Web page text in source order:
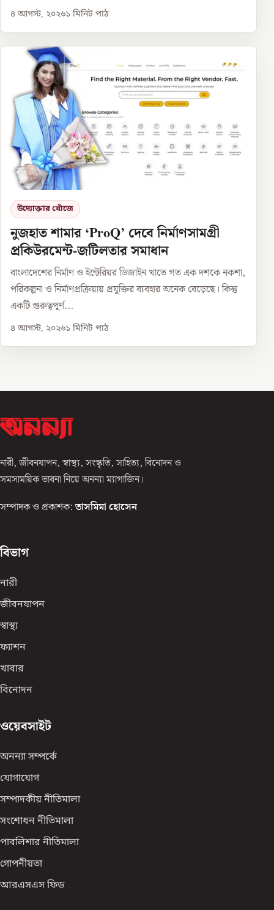
৪ আগস্ট, ২০২৬১ মিনিট পাঠ
উদ্যোক্তার খোঁজে
নুজহাত শামার ‘ProQ’ দেবে নির্মাণসামগ্রী
প্রকিউরমেন্ট-জটিলতার সমাধান
বাংলাদেশের নির্মাণ ও ইন্টেরিয়র ডিজাইন খাতে গত এক দশকে নকশা,
পরিকল্পনা ও নির্মাণপ্রক্রিয়ায় প্রযুক্তির ব্যবহার অনেক বেড়েছে। কিন্তু
একটি গুরুত্বপূর্ণ...
৪ আগস্ট, ২০২৬১ মিনিট পাঠ
নারী, জীবনযাপন, স্বাস্থ্য, সংস্কৃতি, সাহিত্য, বিনোদন ও
সমসাময়িক ভাবনা নিয়ে অনন্যা ম্যাগাজিন।
সম্পাদক ও প্রকাশক: তাসমিমা হোসেন
বিভাগ
নারী
জীবনযাপন
স্বাস্থ্য
ফ্যাশন
খাবার
বিনোদন
ওয়েবসাইট
অনন্যা সম্পর্কে
যোগাযোগ
সম্পাদকীয় নীতিমালা
সংশোধন নীতিমালা
পাবলিশার নীতিমালা
গোপনীয়তা
আরএসএস ফিড